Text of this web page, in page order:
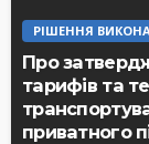
РІШЕННЯ
Про
тарифів та
приватного